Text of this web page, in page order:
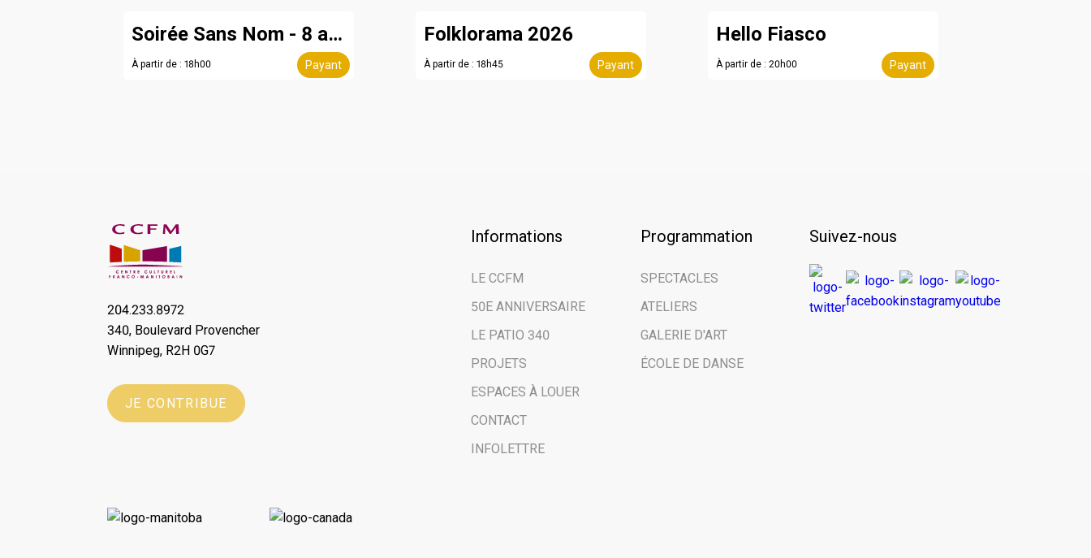
Soirée Sans Nom - 8 août
À partir de : 18h00 Payant
Folklorama 2026
À partir de : 18h45 Payant
Hello Fiasco
À partir de : 20h00 Payant
204.233.8972
340, Boulevard Provencher
Winnipeg, R2H 0G7
JE CONTRIBUE
Informations
LE CCFM
50E ANNIVERSAIRE
LE PATIO 340
PROJETS
ESPACES À LOUER
CONTACT
INFOLETTRE
Programmation
SPECTACLES
ATELIERS
GALERIE D'ART
ÉCOLE DE DANSE
Suivez-nous